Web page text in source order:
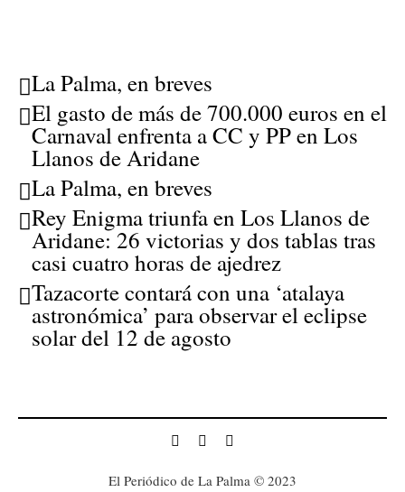
La Palma, en breves
El gasto de más de 700.000 euros en el
Carnaval enfrenta a CC y PP en Los
Llanos de Aridane
La Palma, en breves
Rey Enigma triunfa en Los Llanos de
Aridane: 26 victorias y dos tablas tras
casi cuatro horas de ajedrez
Tazacorte contará con una ‘atalaya
astronómica’ para observar el eclipse
solar del 12 de agosto
El Periódico de La Palma © 2023